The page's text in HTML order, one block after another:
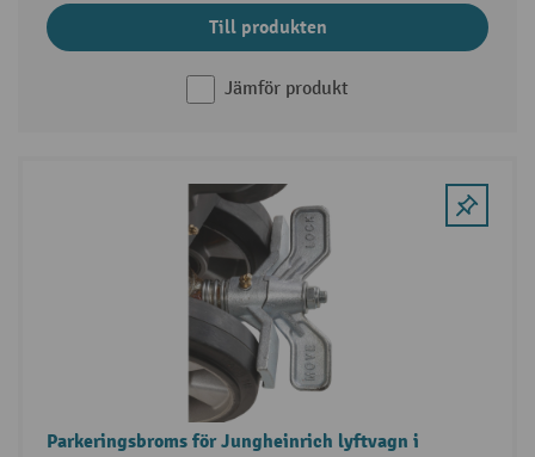
Till produkten
Jämför produkt
Parkeringsbroms för Jungheinrich lyftvagn i